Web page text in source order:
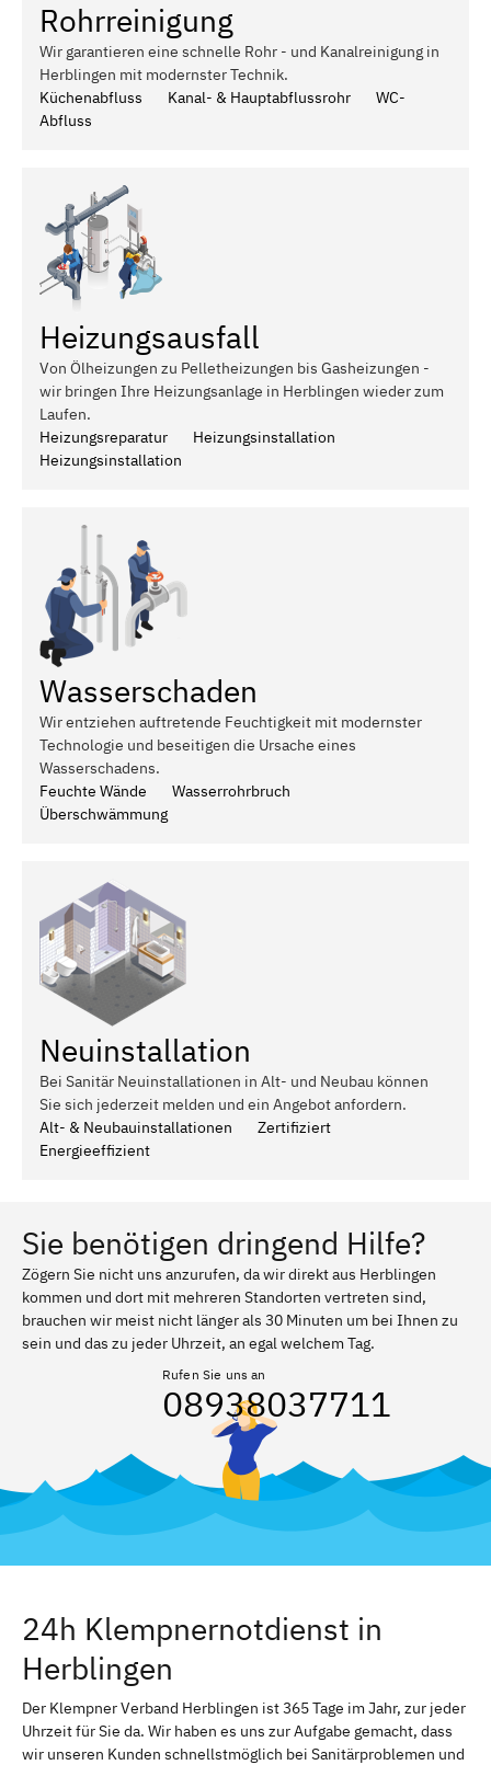
Rohrreinigung
Wir garantieren eine schnelle Rohr - und Kanalreinigung in
Herblingen mit modernster Technik.
Küchenabfluss
Kanal- & Hauptabflussrohr
WC-
Abfluss
Heizungsausfall
Von Ölheizungen zu Pelletheizungen bis Gasheizungen -
wir bringen Ihre Heizungsanlage in Herblingen wieder zum
Laufen.
Heizungsreparatur
Heizungsinstallation
Heizungsinstallation
Wasserschaden
Wir entziehen auftretende Feuchtigkeit mit modernster
Technologie und beseitigen die Ursache eines
Wasserschadens.
Feuchte Wände
Wasserrohrbruch
Überschwämmung
Neuinstallation
Bei Sanitär Neuinstallationen in Alt- und Neubau können
Sie sich jederzeit melden und ein Angebot anfordern.
Alt- & Neubauinstallationen
Zertifiziert
Energieeffizient
Sie benötigen dringend Hilfe?
Zögern Sie nicht uns anzurufen, da wir direkt aus Herblingen
kommen und dort mit mehreren Standorten vertreten sind,
brauchen wir meist nicht länger als 30 Minuten um bei Ihnen zu
sein und das zu jeder Uhrzeit, an egal welchem Tag.
Rufen Sie uns an
08938037711
24h Klempnernotdienst in
Herblingen
Der Klempner Verband Herblingen ist 365 Tage im Jahr, zur jeder
Uhrzeit für Sie da. Wir haben es uns zur Aufgabe gemacht, dass
wir unseren Kunden schnellstmöglich bei Sanitärproblemen und